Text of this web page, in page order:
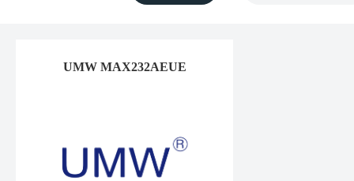
UMW MAX232AEUE